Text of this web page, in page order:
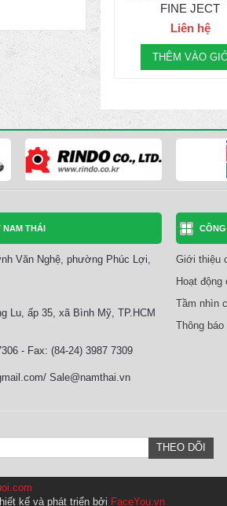
FINE JECT
Liên hệ
THÊM VÀO
THÁI
Văn Nghệ, phường Phúc Lợi,
Lu, ấp 35, xã Bình Mỹ, TP.HCM
- Fax: (84-24) 3987 7309
Sale@namthai.vn
Giới thiệu
Hoạt động
Tầm nhìn
Thông
kế và phát triển bởi FaceYou.vn